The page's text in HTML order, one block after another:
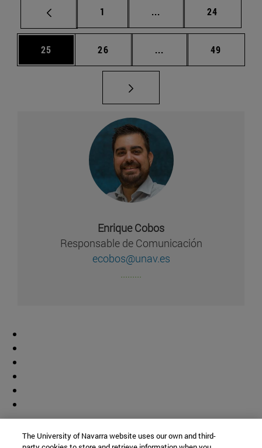
Página
1 ... Páginas intermedias
Página
24
Página
25 Página
26 ... Páginas intermedias
Página
49
Enrique Cobos
Responsable de Comunicación
ecobos@unav.es
.........
The University of Navarra website uses our own and third-